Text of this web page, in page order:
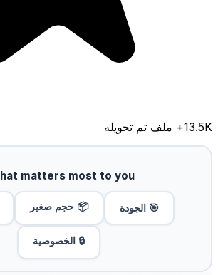
13.5K+ ملف تم تحويله
matters most to you?
🎯 الجودة 📦 حجم صغير
🔒 الخصوصية